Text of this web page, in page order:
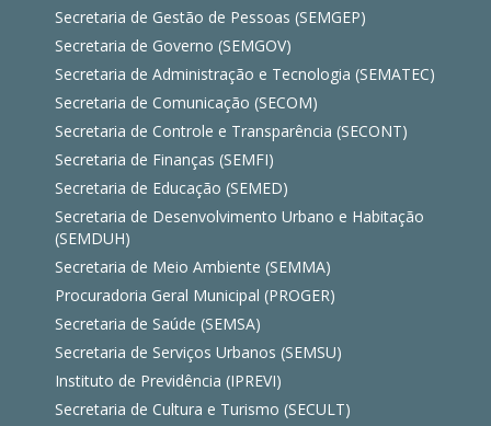
Secretaria de Gestão de Pessoas (SEMGEP)
Secretaria de Governo (SEMGOV)
Secretaria de Administração e Tecnologia (SEMATEC)
Secretaria de Comunicação (SECOM)
Secretaria de Controle e Transparência (SECONT)
Secretaria de Finanças (SEMFI)
Secretaria de Educação (SEMED)
Secretaria de Desenvolvimento Urbano e Habitação
(SEMDUH)
Secretaria de Meio Ambiente (SEMMA)
Procuradoria Geral Municipal (PROGER)
Secretaria de Saúde (SEMSA)
Secretaria de Serviços Urbanos (SEMSU)
Instituto de Previdência (IPREVI)
Secretaria de Cultura e Turismo (SECULT)